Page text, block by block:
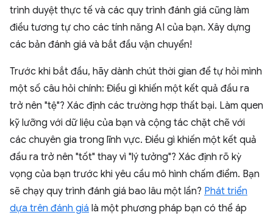
trình duyệt thực tế và các quy trình đánh giá cũng làm
điều tương tự cho các tính năng AI của bạn. Xây dựng
các bản đánh giá và bắt đầu vận chuyển!
Trước khi bắt đầu, hãy dành chút thời gian để tự hỏi mình
một số câu hỏi chính: Điều gì khiến một kết quả đầu ra
trở nên "tệ"? Xác định các trường hợp thất bại. Làm quen
kỹ lưỡng với dữ liệu của bạn và cộng tác chặt chẽ với
các chuyên gia trong lĩnh vực. Điều gì khiến một kết quả
đầu ra trở nên "tốt" thay vì "lý tưởng"? Xác định rõ kỳ
vọng của bạn trước khi yêu cầu mô hình chấm điểm. Bạn
sẽ chạy quy trình đánh giá bao lâu một lần? Phát triển
dựa trên đánh giá là một phương pháp bạn có thể áp